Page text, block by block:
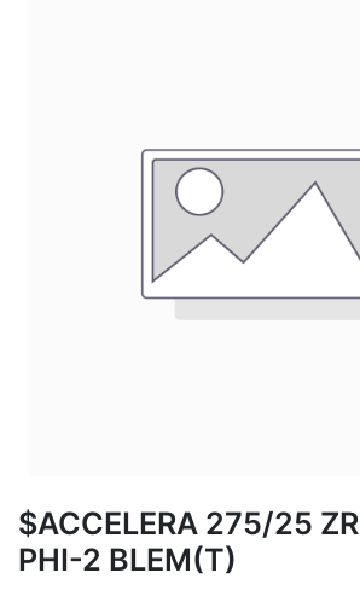
$ACCELERA 275/25
PHI-2 BLEM(T)